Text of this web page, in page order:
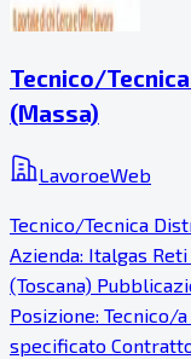
Tecnico/
(Massa)
LavoroeWeb
Tecnico/Tecnica
Azienda: Italgas
(Toscana)
Posizione: Tecnico/
specificato